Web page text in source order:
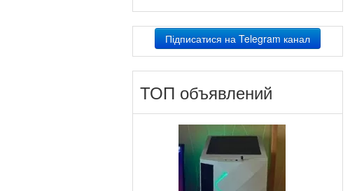
Підписатися на Telegram канал
ТОП объявлений